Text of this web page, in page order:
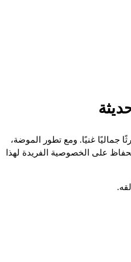
جماليًا غنيًا. ومع تطور الموضة،
على الخصوصية الفريدة لهذا